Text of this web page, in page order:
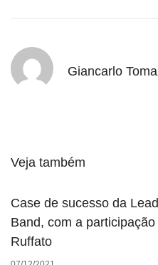
Giancarlo
Veja também
Case de sucesso da
Band, com a
Ruffato